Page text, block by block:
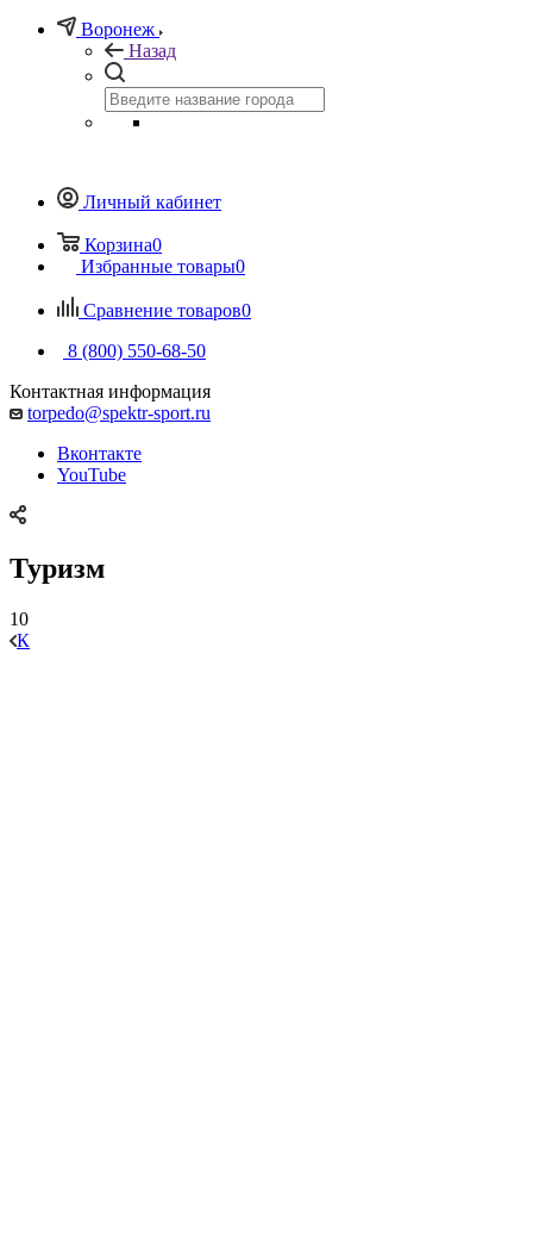
Воронеж
Назад
Личный кабинет
Корзина0
Избранные товары0
Сравнение товаров0
8 (800) 550-68-50
Контактная информация
torpedo@spektr-sport.ru
Вконтакте
YouTube
Туризм
10
К